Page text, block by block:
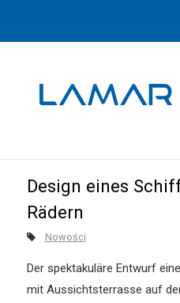
Design eines
Rädern
Nowości
Der spektakuläre Entwurf
mit Aussichtsterrasse auf